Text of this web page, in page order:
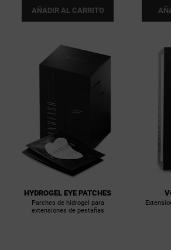
AÑADIR AL CARRITO
HYDROGEL EYE PATCHES
Parches de hidrogel para
extensiones de pestañas